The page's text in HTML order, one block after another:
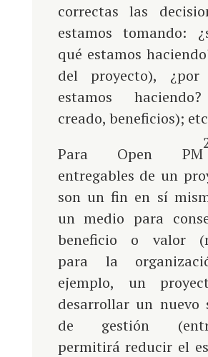
correctas las
estamos tomando:
qué estamos
del proyecto),
estamos
creado, beneficios);
Para Open PM
entregables de un
son un fin en sí
un medio para
beneficio o valor
para la
ejemplo, un
desarrollar un nuevo
de gestión
permitirá reducir el